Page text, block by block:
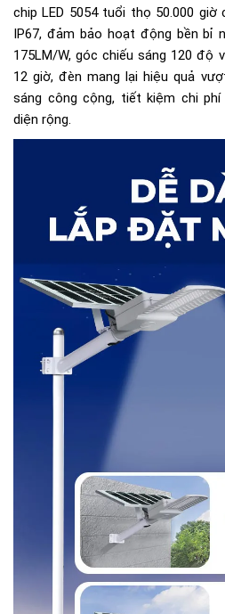
chip LED 5054 tuổi thọ 50.000 giờ
IP67, đảm bảo hoạt động bền bỉ
175LM/W, góc chiếu sáng 120 độ
12 giờ, đèn mang lại hiệu quả
sáng công cộng, tiết kiệm chi
diện rộng.